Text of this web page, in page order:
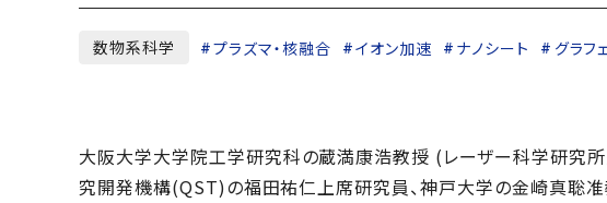
数物系科学 プラズマ・核融合 イオン加速 ナノシート グラフ
大阪大学大学院工学研究科の蔵満康浩教授 (レーザー科学研究
究開発機構(QST)の福田祐仁上席研究員、神戸大学の金崎真聡